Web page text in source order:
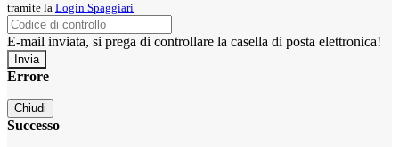
tramite la Login Spaggiari
E-mail inviata, si prega di controllare la casella di posta elettronica!
Errore
Chiudi
Successo